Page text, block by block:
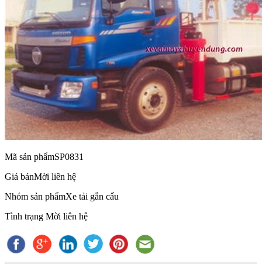
Mã sản phẩmSP0831
Giá bánMời liên hệ
Nhóm sản phẩmXe tải gắn cẩu
Tình trạng Mời liên hệ